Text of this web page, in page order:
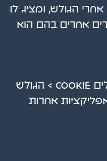
הגולש, ומציג לו
אחרים בהם הוא
גולש נכנס לאתר > נשתלים cookie > הגולש
אחרות